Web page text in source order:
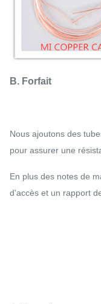
B. Forfait
Nous ajoutons des
pour assurer une
En plus des notes de
d'accès et un rapport